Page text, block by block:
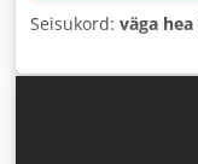
Seisukord: väga